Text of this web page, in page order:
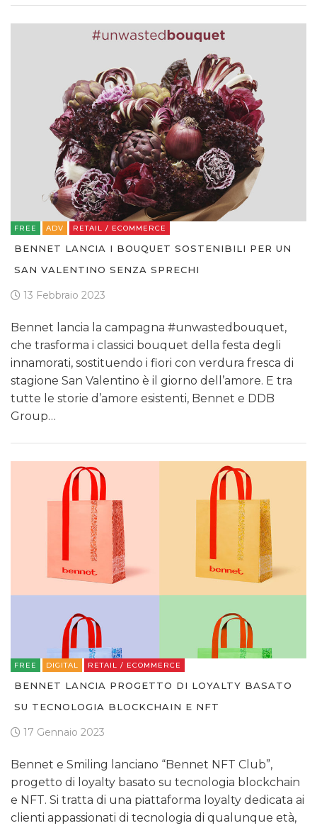
FREE ADV RETAIL / ECOMMERCE
BENNET LANCIA I BOUQUET SOSTENIBILI PER UN
SAN VALENTINO SENZA SPRECHI
13 Febbraio 2023
Bennet lancia la campagna #unwastedbouquet,
che trasforma i classici bouquet della festa degli
innamorati, sostituendo i fiori con verdura fresca di
stagione San Valentino è il giorno dell’amore. E tra
tutte le storie d’amore esistenti, Bennet e DDB
Group…
FREE DIGITAL RETAIL / ECOMMERCE
BENNET LANCIA PROGETTO DI LOYALTY BASATO
SU TECNOLOGIA BLOCKCHAIN E NFT
17 Gennaio 2023
Bennet e Smiling lanciano “Bennet NFT Club”,
progetto di loyalty basato su tecnologia blockchain
e NFT. Si tratta di una piattaforma loyalty dedicata ai
clienti appassionati di tecnologia di qualunque età,